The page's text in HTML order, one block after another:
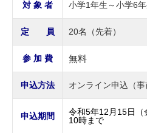
対 象 者 小学1年生～小学6
定 員 20名（先着）
参 加 費 無料
申込方法 オンライン申込（事
申込期間
令和5年12月15日（
10時まで